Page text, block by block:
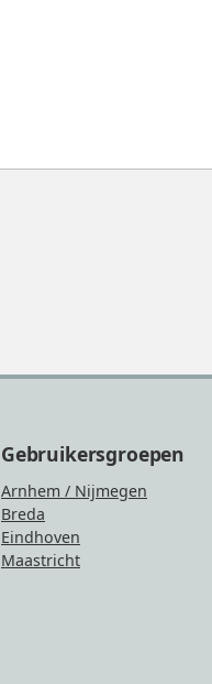
Gebruikersgroepen
Arnhem / Nijmegen
Breda
Eindhoven
Maastricht